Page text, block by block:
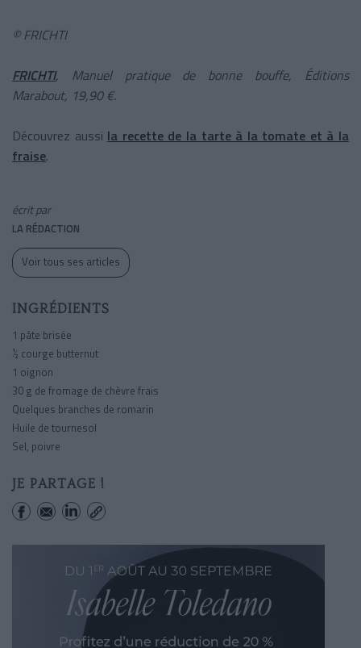
© FRICHTI
FRICHTI, Manuel pratique de bonne bouffe, Éditions
Marabout, 19,90 €.
Découvrez aussi la recette de la tarte à la tomate et à la
fraise.
écrit par
LA RÉDACTION
Voir tous ses articles
INGRÉDIENTS
1 pâte brisée
½ courge butternut
1 oignon
30 g de fromage de chèvre frais
Quelques branches de romarin
Huile de tournesol
Sel, poivre
JE PARTAGE !